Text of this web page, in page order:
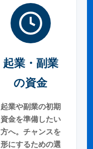
起業・副業
の資金
起業や副業の初期
資金を準備したい
方へ。チャンスを
形にするための選